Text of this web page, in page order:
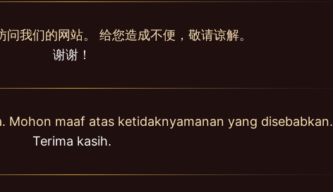
我们的网站。 给您造成不便，敬请谅解。
谢谢！
Mohon maaf atas ketidaknyamanan yang disebabkan.
Terima kasih.